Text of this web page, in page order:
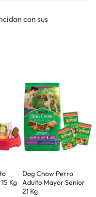
con sus
Kg
Dog Chow Perro
Adulto Mayor Senior
21 Kg